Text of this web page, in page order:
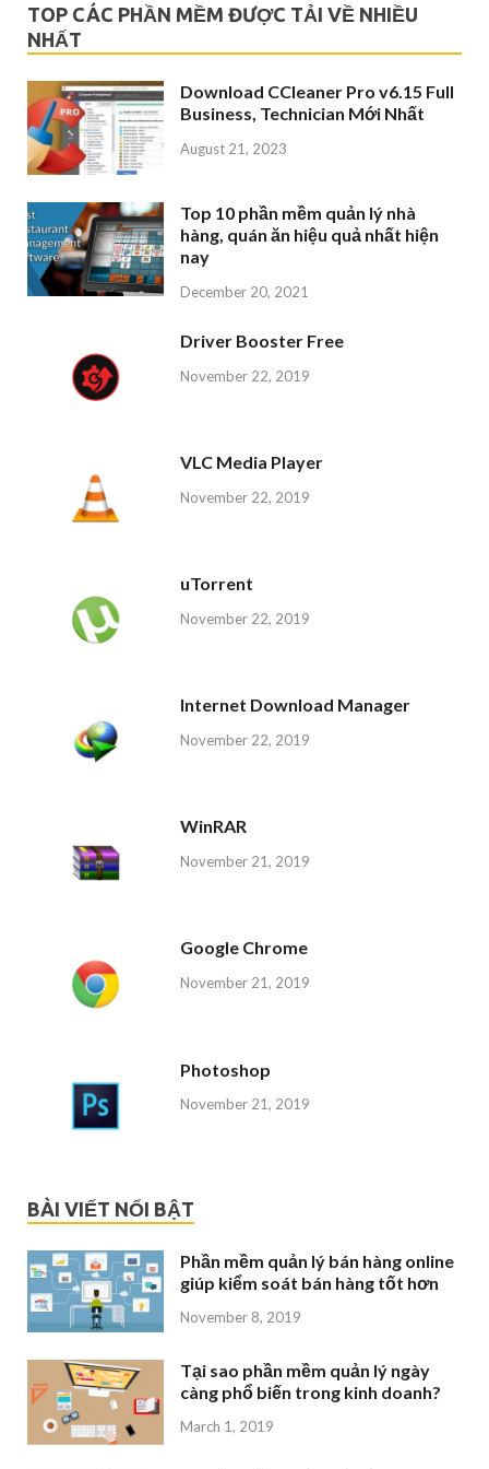
TOP CÁC PHẦN MỀM ĐƯỢC TẢI VỀ NHIỀU
NHẤT
Download CCleaner Pro v6.15 Full
Business, Technician Mới Nhất
August 21, 2023
Top 10 phần mềm quản lý nhà
hàng, quán ăn hiệu quả nhất hiện
nay
December 20, 2021
Driver Booster Free
November 22, 2019
VLC Media Player
November 22, 2019
uTorrent
November 22, 2019
Internet Download Manager
November 22, 2019
WinRAR
November 21, 2019
Google Chrome
November 21, 2019
Photoshop
November 21, 2019
BÀI VIẾT NỔI BẬT
Phần mềm quản lý bán hàng online
giúp kiểm soát bán hàng tốt hơn
November 8, 2019
Tại sao phần mềm quản lý ngày
càng phổ biến trong kinh doanh?
March 1, 2019